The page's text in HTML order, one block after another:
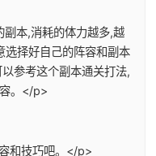
本,消耗的体力越多,越
选择好自己的阵容和副本
参考这个副本通关打法,
。</p>
和技巧吧。</p>